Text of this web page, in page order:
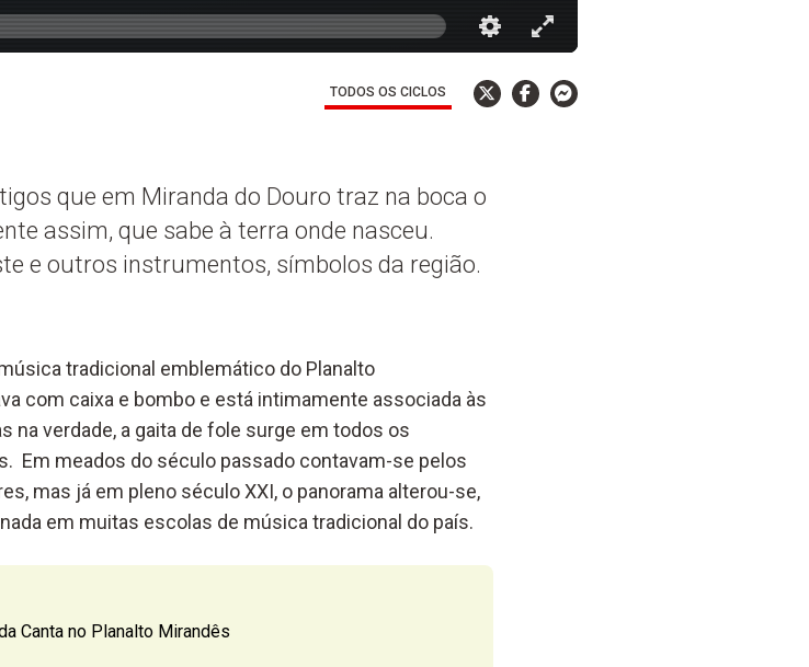
TODOS OS CICLOS
que em Miranda do Douro traz na boca o
assim, que sabe à terra onde nasceu.
e outros instrumentos, símbolos da região.
tradicional emblemático do Planalto
com caixa e bombo e está intimamente associada às
na verdade, a gaita de fole surge em todos os
Em meados do século passado contavam-se pelos
mas já em pleno século XXI, o panorama alterou-se,
em muitas escolas de música tradicional do país.
Canta no Planalto Mirandês